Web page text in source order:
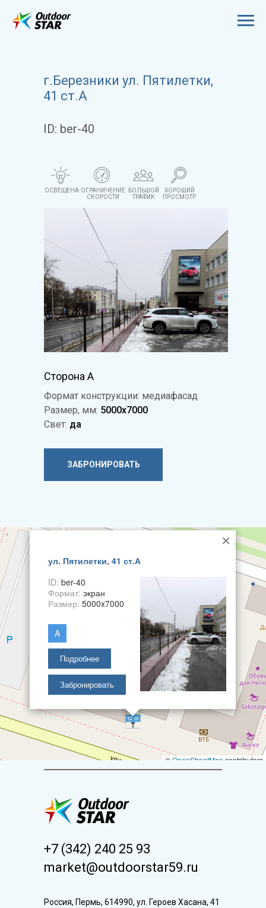
г.Березники ул. Пятилетки,
41 ст.А
ID: ber-40
Сторона А
Формат конструкции: медиафасад
Размер, мм: 5000х7000
Свет: да
ЗАБРОНИРОВАТЬ
ОГРАНИЧЕНИЕ
СКОРОСТИ
ОСВЕЩЕНА
ХОРОШИЙ
ПРОСМОТР
БОЛЬШОЙ
ТРАФИК
+7 (342) 240 25 93
market@outdoorstar59.ru
Россия, Пермь, 614990, ул. Героев Хасана, 41